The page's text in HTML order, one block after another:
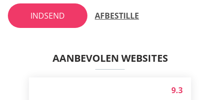
INDSEND AFBESTILLE
AANBEVOLEN WEBSITES
9.3